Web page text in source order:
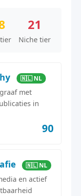
21
Niche tier
🇳🇱 NL
met
in
90
🇳🇱 NL
en actief